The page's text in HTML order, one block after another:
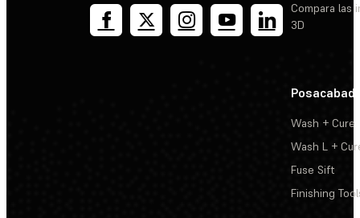
Compara las
3D
Wash + Cure
Wash L +
Fuse Sift
Finishing